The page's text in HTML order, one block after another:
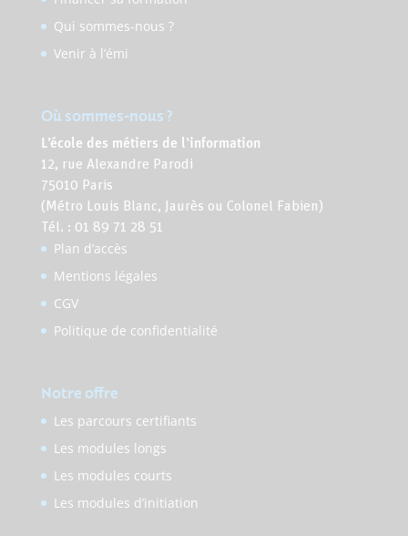
Qui sommes-nous ?
Venir à l’émi
Où sommes-nous ?
L’école des métiers de l’information
12, rue Alexandre Parodi
75010 Paris
(Métro Louis Blanc, Jaurès ou Colonel Fabien)
Tél. : 01 89 71 28 51
Plan d’accès
Mentions légales
CGV
Politique de confidentialité
Notre offre
Les parcours certifiants
Les modules longs
Les modules courts
Les modules d’initiation